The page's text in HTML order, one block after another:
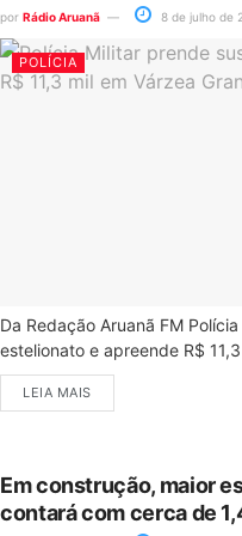
por Rádio Aruanã 8 de julho de
POLÍCIA
Da Redação Aruanã FM
estelionato e apreende R$
LEIA MAIS
Em construção, maior
contará com cerca de